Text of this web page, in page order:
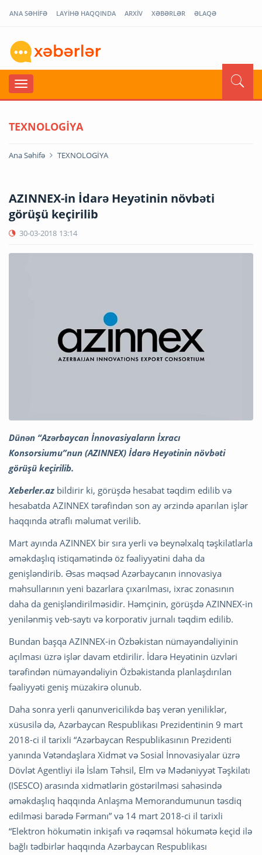
ANA SƏHİFƏ LAYİHƏ HAQQINDA ARXİV XƏBƏRLƏR ƏLAQƏ
TEXNOLOGİYA
Ana Səhifə TEXNOLOGİYA
AZINNEX-in İdarə Heyətinin növbəti
görüşü keçirilib
30-03-2018 13:14
Dünən “Azərbaycan İnnovasiyaların İxracı
Konsorsiumu”nun (AZINNEX) İdarə Heyətinin növbəti
görüşü keçirilib.
Xeberler.az bildirir ki, görüşdə hesabat təqdim edilib və
hesabatda AZINNEX tərəfindən son ay ərzində aparılan işlər
haqqında ətraflı məlumat verilib.
Mart ayında AZINNEX bir sıra yerli və beynəlxalq təşkilatlarla
əməkdaşlıq istiqamətində öz fəaliyyətini daha da
genişləndirib. Əsas məqsəd Azərbaycanın innovasiya
məhsullarının yeni bazarlara çıxarılması, ixrac zonasının
daha da genişləndirilməsidir. Həmçinin, görüşdə AZINNEX-in
yenilənmiş veb-saytı və korporativ jurnalı təqdim edilib.
Bundan başqa AZINNEX-in Özbəkistan nümayəndəliyinin
açılması üzrə işlər davam etdirilir. İdarə Heyətinin üzvləri
tərəfindən nümayəndəliyin Özbəkistanda planlaşdırılan
fəaliyyəti geniş müzakirə olunub.
Daha sonra yerli qanunvericilikdə baş verən yeniliklər,
xüsusilə də, Azərbaycan Respublikası Prezidentinin 9 mart
2018-ci il tarixli “Azərbaycan Respublikasının Prezidenti
yanında Vətəndaşlara Xidmət və Sosial İnnovasiyalar üzrə
Dövlət Agentliyi ilə İslam Təhsil, Elm və Mədəniyyət Təşkilatı
(ISESCO) arasında xidmətlərin göstərilməsi sahəsində
əməkdaşlıq haqqında Anlaşma Memorandumunun təsdiq
edilməsi barədə Fərmanı” və 14 mart 2018-ci il tarixli
“Elektron hökumətin inkişafı və rəqəmsal hökumətə keçid ilə
bağlı tədbirlər haqqında Azərbaycan Respublikası